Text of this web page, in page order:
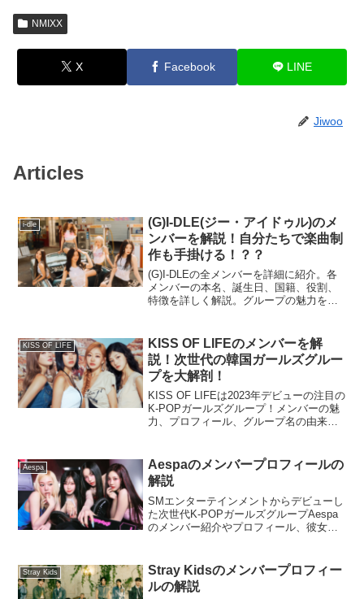
NMIXX
X Facebook LINE
Jiwoo
Articles
i-dle
(G)I-DLE(ジー・アイドゥル)のメ
ンバーを解説！自分たちで楽曲制
作も手掛ける！？？
(G)I-DLEの全メンバーを詳細に紹介。各
メンバーの本名、誕生日、国籍、役割、
特徴を詳しく解説。グループの魅力を知
KISS OF LIFE
KISS OF LIFEのメンバーを解
説！次世代の韓国ガールズグルー
プを大解剖！
KISS OF LIFEは2023年デビューの注目の
K-POPガールズグループ！メンバーの魅
力、プロフィール、グループ名の由来や
新情報をお届けします。
Aespa
Aespaのメンバープロフィールの
解説
SMエンターテインメントからデビューし
た次世代K-POPガールズグループAespa
のメンバー紹介やプロフィール、彼女た
の詳細を知りたい方はこちらをチェッ
ク！
Stray Kids
Stray Kidsのメンバープロフィー
ルの解説